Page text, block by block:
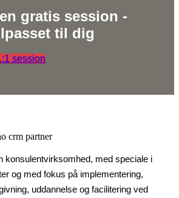
gratis session -
til dig
session
konsulentvirksomhed, med speciale i
og med fokus på implementering,
uddannelse og facilitering ved